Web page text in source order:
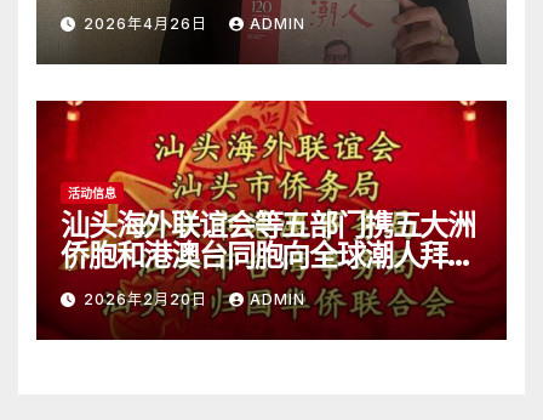
2026年4月26日 ADMIN
活动信息
汕头海外联谊会等五部门携五大洲
侨胞和港澳台同胞向全球潮人拜
年！
2026年2月20日 ADMIN